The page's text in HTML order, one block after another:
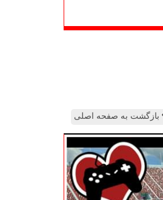
بازگشت به صفحه اصلی